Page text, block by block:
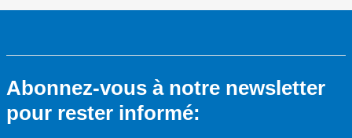
Abonnez-vous à notre newsletter
pour rester informé: